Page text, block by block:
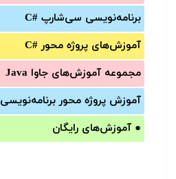
برنامه‌‌نویسی سی‌شارپ C#‎
آموزش‌های پروژه محور #C
مجموعه آموزش‌های جاوا Java
آموزش‌ پروژه محور برنامه‌نویسی
● آموزش‌های رایگان